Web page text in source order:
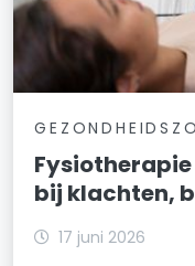
bij klachten,
17 juni 2026